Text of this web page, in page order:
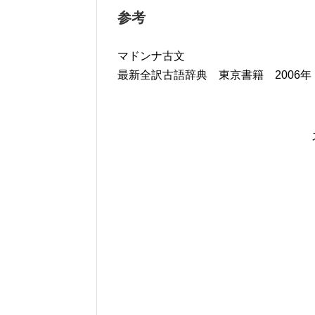
参考
マドンナ古文
最新全訳古語辞典 東京書籍 2006年